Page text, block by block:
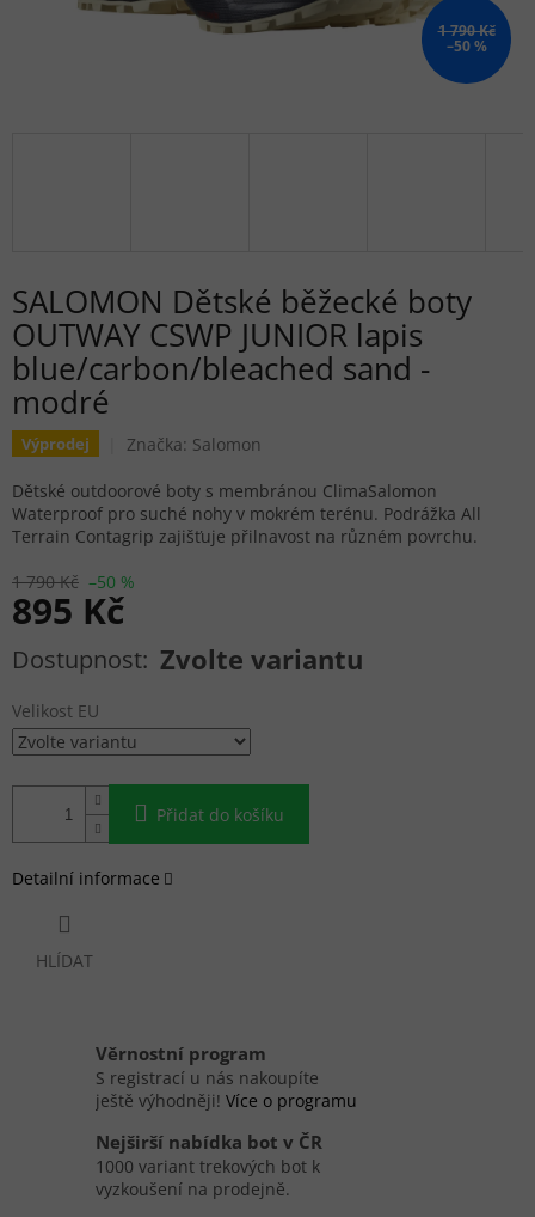
1 790 Kč
–50 %
SALOMON Dětské běžecké boty
OUTWAY CSWP JUNIOR lapis
blue/carbon/bleached sand -
modré
Výprodej Značka: Salomon
1 790 Kč –50 %
895 Kč
Měrná cena: Zvolte variantu
Velikost EU
Přidat do košíku
Dětské outdoorové boty s membránou ClimaSalomon
Waterproof pro suché nohy v mokrém terénu. Podrážka All
Terrain Contagrip zajišťuje přilnavost na různém povrchu.
Detailní informace
HLÍDAT
Věrnostní program
S registrací u nás nakoupíte
ještě výhodněji! Více o programu
Nejširší nabídka bot v ČR
1000 variant trekových bot k
vyzkoušení na prodejně.